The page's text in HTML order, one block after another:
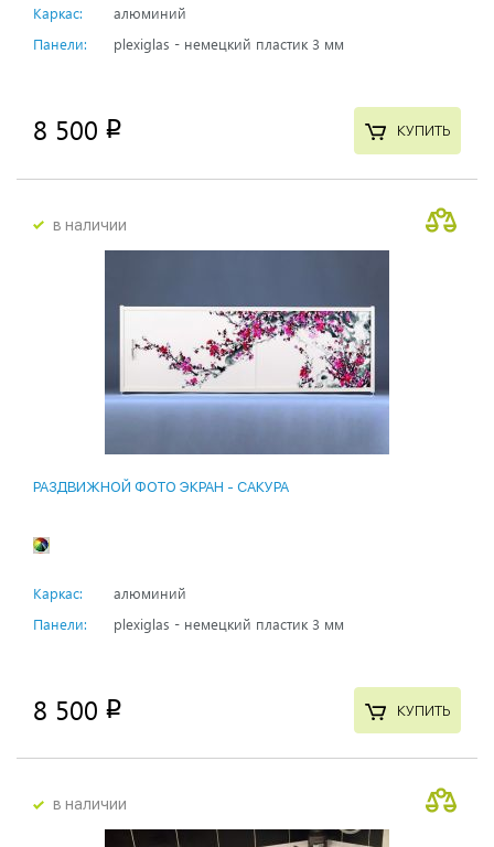
Каркас:
алюминий
Панели:
plexiglas - немецкий пластик 3 мм
8 500 p КУПИТЬ
в наличии
РАЗДВИЖНОЙ ФОТО ЭКРАН - САКУРА
Каркас:
алюминий
Панели:
plexiglas - немецкий пластик 3 мм
8 500 p КУПИТЬ
в наличии